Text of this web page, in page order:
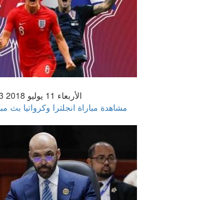
الأربعاء 11 يوليو 2018 08:53 مساءً
مشاهدة مباراة انجلترا وكرواتيا بث